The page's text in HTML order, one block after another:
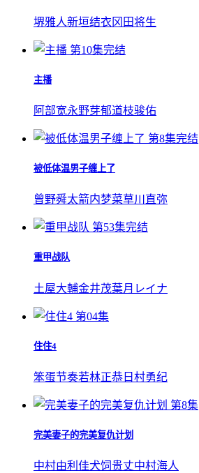
堺雅人新垣结衣 冈田将生
第10集完结
主播
阿部宽永野芽郁道枝骏佑
第8集完结
被低体温男子缠上了
曾野舜太箭内梦菜草川直弥
第53集完结
重甲战队
土屋大輔金井茂葉月レイナ
第04集
住住4
笨蛋节奏若林正恭 日村勇纪
第8集
完美妻子的完美复仇计划
中村由利佳犬饲贵丈中村海人